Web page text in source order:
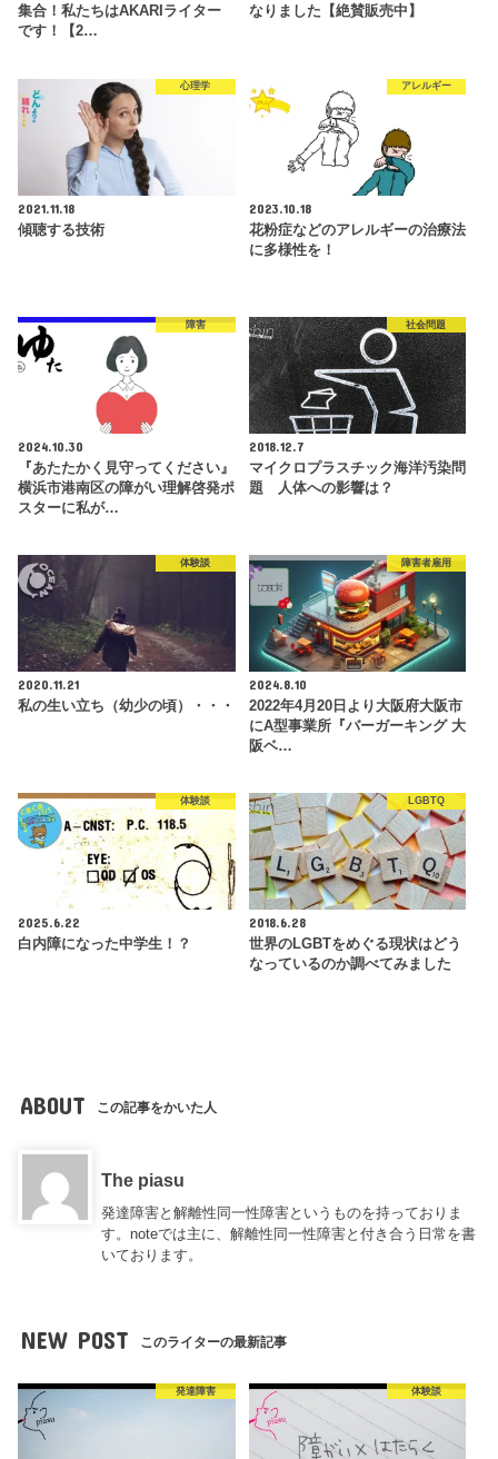
集合！私たちはAKARIライター
です！【2…
なりました【絶賛販売中】
心理学
2021.11.18
傾聴する技術
アレルギー
2023.10.18
花粉症などのアレルギーの治療法
に多様性を！
障害
2024.10.30
『あたたかく見守ってください』
横浜市港南区の障がい理解啓発ポ
スターに私が…
社会問題
2018.12.7
マイクロプラスチック海洋汚染問
題 人体への影響は？
体験談
2020.11.21
私の生い立ち（幼少の頃）・・・
障害者雇用
2024.8.10
2022年4月20日より大阪府大阪市
にA型事業所『バーガーキング 大
阪ベ…
体験談
2025.6.22
白内障になった中学生！？
LGBTQ
2018.6.28
世界のLGBTをめぐる現状はどう
なっているのか調べてみました
ABOUT この記事をかいた人
The piasu
発達障害と解離性同一性障害というものを持っておりま
す。noteでは主に、解離性同一性障害と付き合う日常を書
いております。
NEW POST このライターの最新記事
発達障害 体験談